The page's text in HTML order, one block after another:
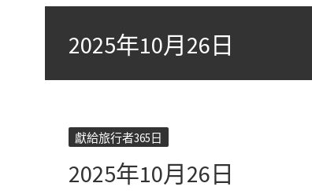
2025年10月26日
獻給旅行者365日
2025年10月26日